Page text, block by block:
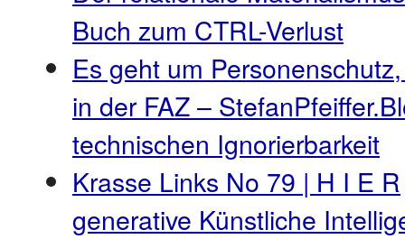
Buch zum CTRL-Verlust
Es geht um
in der FAZ –
technischen Ignorierbarkeit
Krasse Links No 79 | H I E R
generative Künstliche